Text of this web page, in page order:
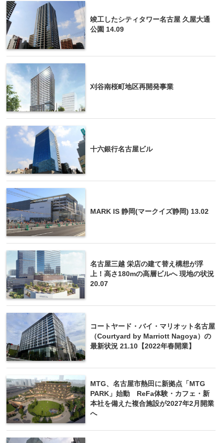
竣工したシティタワー名古屋 久屋大通
公園 14.09
刈谷南桜町地区再開発事業
十六銀行名古屋ビル
MARK IS 静岡(マークイズ静岡) 13.02
名古屋三越 栄店の建て替え構想が浮
上！高さ180mの高層ビルへ 現地の状況
20.07
コートヤード・バイ・マリオット名古屋
（Courtyard by Marriott Nagoya）の
最新状況 21.10【2022年春開業】
MTG、名古屋市熱田に新拠点「MTG
PARK」始動 ReFa体験・カフェ・新
本社を備えた複合施設が2027年2月開業
へ